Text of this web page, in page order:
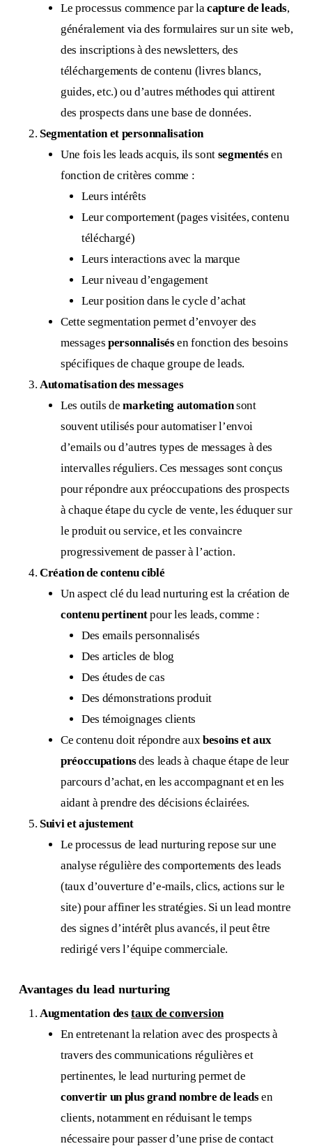
Le processus commence par lacapture de leads,
généralement via des formulaires sur un site web,
des inscriptions à des newsletters, des
téléchargements de contenu (livres blancs,
guides, etc.) ou d’autres méthodes qui attirent
des prospects dans une base de données.
Segmentation et personnalisation
Une fois les leads acquis, ils sont segmentésen
fonction de critères comme :
Leurs intérêts
Leur comportement (pages visitées, contenu
téléchargé)
Leurs interactions avec la marque
Leur niveau d’engagement
Leur position dans le cycle d’achat
Cette segmentation permet d’envoyer des
messages personnalisésen fonction des besoins
spécifiques de chaque groupe de leads.
Automatisation des messages
Les outils demarketing automationsont
souvent utilisés pour automatiser l’envoi
d’emails ou d’autres types de messages à des
intervalles réguliers. Ces messages sont conçus
pour répondre aux préoccupations des prospects
à chaque étape du cycle de vente, les éduquer sur
le produit ou service, et les convaincre
progressivement de passer à l’action.
Création de contenu ciblé
Un aspect clé du lead nurturing est la création de
contenu pertinentpour les leads, comme :
Des emails personnalisés
Des articles de blog
Des études de cas
Des démonstrations produit
Des témoignages clients
Ce contenu doit répondre auxbesoins et aux
préoccupationsdes leads à chaque étape de leur
parcours d’achat, en les accompagnant et en les
aidant à prendre des décisions éclairées.
Suivi et ajustement
Le processus de lead nurturing repose sur une
analyse régulière des comportements des leads
(taux d’ouverture d’e-mails, clics, actions sur le
site) pour affiner les stratégies. Si un lead montre
des signes d’intérêt plus avancés, il peut être
redirigé vers l’équipe commerciale.
Avantages du lead nurturing
Augmentation destaux de conversion
En entretenant la relation avec des prospects à
travers des communications régulières et
pertinentes, le lead nurturing permet de
convertir un plus grand nombre de leadsen
clients, notamment en réduisant le temps
nécessaire pour passer d’une prise de contact